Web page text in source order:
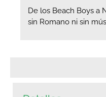
De los Beach Boys a
sin Romano ni sin